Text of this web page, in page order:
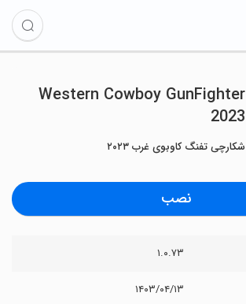
Western Cowboy GunFighter
2023
شکارچی تفنگ کاوبوی غرب ۲۰۲۳
نصب
۱.۰.۷۳
۱۴۰۳/۰۴/۱۳